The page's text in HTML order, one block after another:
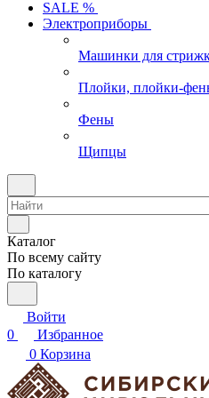
SALE %
Электроприборы
Машинки для
Плойки, плойки-
Фены
Щипцы
Каталог
По всему сайту
По каталогу
Войти
0
Избранное
0 Корзина